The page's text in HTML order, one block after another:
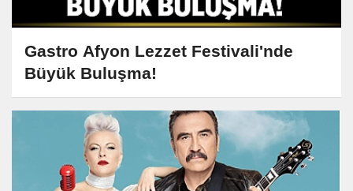
Gastro Afyon Lezzet Festivali'nde
Büyük Buluşma!